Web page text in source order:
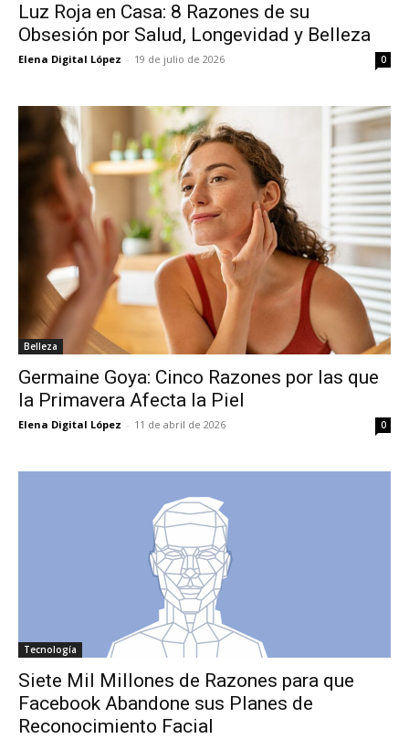
Luz Roja en Casa: 8 Razones de su
Obsesión por Salud, Longevidad y Belleza
Elena Digital López - 19 de julio de 2026 0
Belleza
Germaine Goya: Cinco Razones por las que
la Primavera Afecta la Piel
Elena Digital López - 11 de abril de 2026 0
Tecnología
Siete Mil Millones de Razones para que
Facebook Abandone sus Planes de
Reconocimiento Facial